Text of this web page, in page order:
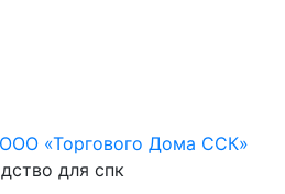
для спк